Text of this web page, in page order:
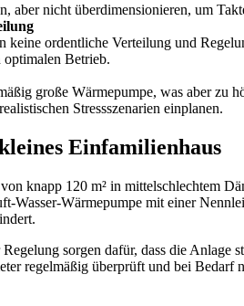
aber nicht überdimensionieren, um
keine ordentliche Verteilung und
Betrieb.
große Wärmepumpe, was aber zu
Stressszenarien einplanen.
Einfamilienhaus
knapp 120 m² in mittelschlechtem
Wasser-Wärmepumpe mit einer
sorgen dafür, dass die
regelmäßig überprüft und bei